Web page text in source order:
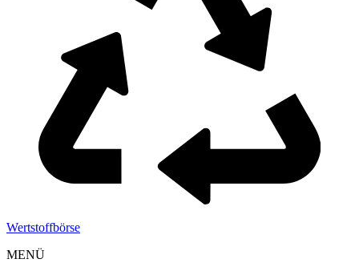
Wertstoffbörse
MENÜ